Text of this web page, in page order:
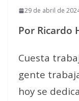
29 de abril de
Por Ricardo
Cuesta
gente
hoy se